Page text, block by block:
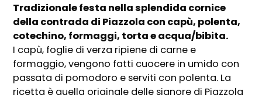
Tradizionale festa nella splendida cornice
della contrada di Piazzola con capù, polenta,
cotechino, formaggi, torta e acqua/bibita.
I capù, foglie di verza ripiene di carne e
formaggio, vengono fatti cuocere in umido con
passata di pomodoro e serviti con polenta. La
ricetta è quella originale delle signore di Piazzola